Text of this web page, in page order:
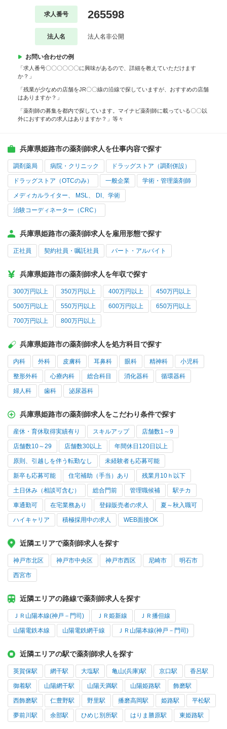
求人番号 265598
法人名 法人名非公開
お問い合わせの例
「求人番号〇〇〇〇〇〇に興味があるので、詳細を教えていただけます
か？」
「残業が少なめの店舗をJR〇〇線の沿線で探していますが、おすすめの店舗
はありますか？」
「薬剤師の募集を都内で探しています。マイナビ薬剤師に載っている〇〇以
外におすすめの求人はありますか？」等々
兵庫県姫路市の薬剤師求人を仕事内容で探す
調剤薬局 病院・クリニック ドラッグストア（調剤併設）
ドラッグストア（OTCのみ） 一般企業 学術・管理薬剤師
メディカルライター、 MSL、 DI、学術
治験コーディネーター（CRC）
兵庫県姫路市の薬剤師求人を雇用形態で探す
正社員 契約社員・嘱託社員 パート・アルバイト
兵庫県姫路市の薬剤師求人を年収で探す
300万円以上 350万円以上 400万円以上 450万円以上
500万円以上 550万円以上 600万円以上 650万円以上
700万円以上 800万円以上
兵庫県姫路市の薬剤師求人を処方科目で探す
内科 外科 皮膚科 耳鼻科 眼科 精神科 小児科
整形外科 心療内科 総合科目 消化器科 循環器科
婦人科 歯科 泌尿器科
兵庫県姫路市の薬剤師求人をこだわり条件で探す
産休・育休取得実績有り スキルアップ 店舗数1～9
店舗数10～29 店舗数30以上 年間休日120日以上
原則、引越しを伴う転勤なし 未経験者も応募可能
新卒も応募可能 住宅補助（手当）あり 残業月10ｈ以下
土日休み（相談可含む） 総合門前 管理職候補 駅チカ
車通勤可 在宅業務あり 登録販売者の求人 夏～秋入職可
ハイキャリア 積極採用中の求人 WEB面接OK
近隣エリアで薬剤師求人を探す
神戸市北区 神戸市中央区 神戸市西区 尼崎市 明石市
西宮市
近隣エリアの路線で薬剤師求人を探す
ＪＲ山陽本線(神戸－門司) ＪＲ姫新線 ＪＲ播但線
山陽電鉄本線 山陽電鉄網干線 ＪＲ山陽本線(神戸－門司)
近隣エリアの駅で薬剤師求人を探す
英賀保駅 網干駅 大塩駅 亀山(兵庫)駅 京口駅 香呂駅
御着駅 山陽網干駅 山陽天満駅 山陽姫路駅 飾磨駅
西飾磨駅 仁豊野駅 野里駅 播磨高岡駅 姫路駅 平松駅
夢前川駅 余部駅 ひめじ別所駅 はりま勝原駅 東姫路駅